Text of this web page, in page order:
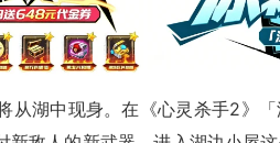
从湖中现身。在《心灵杀手2》